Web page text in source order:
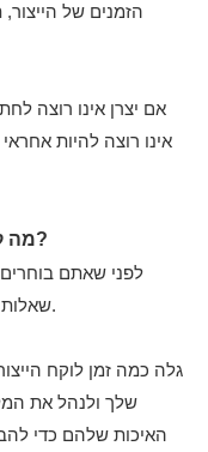
הזמנים של
אם יצרן אינו רוצה
אינו רוצה להיות
מה קונים צריכים לשאול לפני בחירת יצרן?
לפני שאתם
שאלות ברורות ופשוטות כדי למנוע בעיות בהמשך.
גלה כמה זמן לוקח
שלך ולנהל את
האיכות שלהם כדי